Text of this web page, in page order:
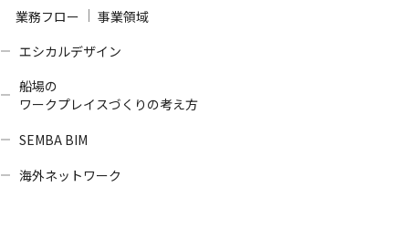
業務フロー
事業領域
エシカルデザイン
船場の
ワークプレイスづくりの考え方
SEMBA BIM
海外ネットワーク